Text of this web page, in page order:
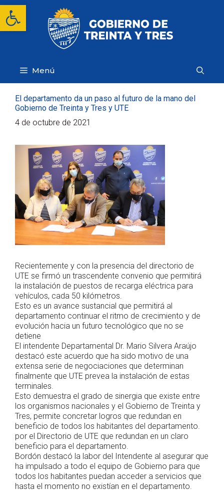
Abrir barra de herramientas
Saltar
contenido
Menú
El departamento da un paso al futuro de la mano del
Gobierno de Treinta y Tres y UTE
4 de octubre de 2021
Recientemente y con la presencia del directorio de
UTE se firmó un trascendente convenio que permitirá
la instalación de puestos de recarga eléctrica para
vehículos, cada 50 kilómetros.
Esto es un avance sustancial que permitirá al
departamento continuar el ritmo de crecimiento y de
evolución hacia un futuro tecnológico que no se
detiene
El intendente Departamental Dr. Mario Silvera Araújo
destacó este acuerdo que ha sido motivo de una
extensa serie de negociaciones que determinan
finalmente que UTE prevea la instalación de estas
terminales.
Esto demuestra el grado de sinergia que existe entre
los organismos nacionales y el Gobierno de Treinta y
Tres, permite concretar logros que redundan en
beneficio de todos los habitantes del departamento.
por el Directorio de UTE que redundan en un claro
beneficio para el departamento.
Bordón destacó la labor del Intendente al asegurar que
ha impulsado a todo el equipo de Gobierno para que
todos los habitantes puedan acceder a servicios que
hasta el momento no existían en el departamento.